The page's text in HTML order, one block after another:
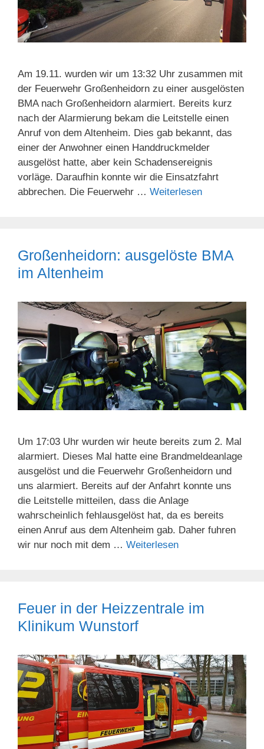
Am 19.11. wurden wir um 13:32 Uhr zusammen mit
der Feuerwehr Großenheidorn zu einer ausgelösten
BMA nach Großenheidorn alarmiert. Bereits kurz
nach der Alarmierung bekam die Leitstelle einen
Anruf von dem Altenheim. Dies gab bekannt, das
einer der Anwohner einen Handdruckmelder
ausgelöst hatte, aber kein Schadensereignis
vorläge. Daraufhin konnte wir die Einsatzfahrt
abbrechen. Die Feuerwehr … Weiterlesen
Großenheidorn: ausgelöste BMA
im Altenheim
Um 17:03 Uhr wurden wir heute bereits zum 2. Mal
alarmiert. Dieses Mal hatte eine Brandmeldeanlage
ausgelöst und die Feuerwehr Großenheidorn und
uns alarmiert. Bereits auf der Anfahrt konnte uns
die Leitstelle mitteilen, dass die Anlage
wahrscheinlich fehlausgelöst hat, da es bereits
einen Anruf aus dem Altenheim gab. Daher fuhren
wir nur noch mit dem … Weiterlesen
Feuer in der Heizzentrale im
Klinikum Wunstorf